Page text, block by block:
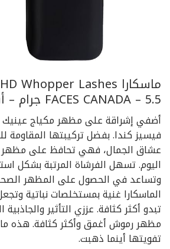
FACES CANADA – 5.5 جرام – أسود
أضفي إشراقة على مظهر مكياج عينيك
فيسيز كندا. بفضل تركيبتها المقاومة
عشاق الجمال، فهي تحافظ على مظهر
اليوم. تسهل الفرشاة المرتبة بشكل
وتساعد في الحصول على المظهر
الماسكارا غنية بمستخلصات نباتية
تبدو أكثر كثافة. عززي التأثير
مظهر رموش أغمق وأكثر كثافة. هذه
تفويتها أينما ذهبت.